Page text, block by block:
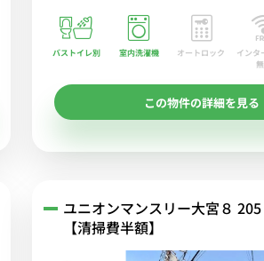
バストイレ別 室内洗濯機 オートロック
インタ
この物件の詳細を見る
ユニオンマンスリー大宮８
【清掃費半額】